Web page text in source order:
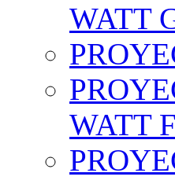
WATT
WATT